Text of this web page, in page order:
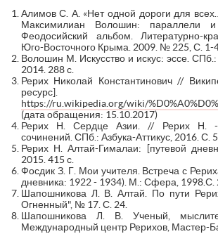
Алимов С. А. «Нет одной дороги для
Максимилиан Волошин: параллели и
Феодосийский альбом. Литературно-
Юго-Восточного Крыма. 2009. № 225, С. 1-
Волошин М. Искусство и искус: эссе. СПб.:
2014. 288 с.
Рерих Николай Константинович //
ресурс].
https://ru.wikipedia.org/wiki/
(дата обращения: 15.10.2017)
Рерих Н. Сердце Азии. // Рерих Н.
сочинений. СПб.: Азбука-Аттикус, 2016. С.
Рерих Н. Алтай-Гималаи: [путевой
2015. 415 с.
Фосдик З. Г. Мои учителя. Встреча с
дневника: 1922 - 1934). М.: Сфера, 1998.С.
Шапошникова Л. В. Алтай. По пути
Огненный", № 17. С. 24.
Шапошникова Л. В. Ученый,
Международный центр Рерихов, Мастер-